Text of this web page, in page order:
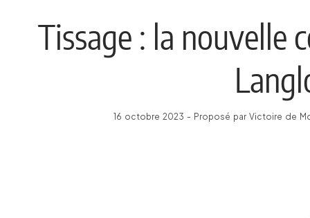
Tissage : la nouvelle
16 octobre 2023 - Proposé par Victoire de